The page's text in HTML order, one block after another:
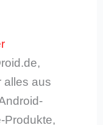
alles aus
Produkte,